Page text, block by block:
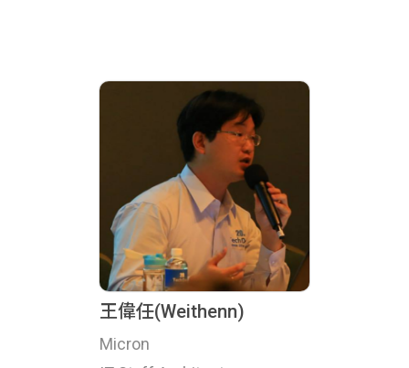
王偉任(Weithenn)
Micron